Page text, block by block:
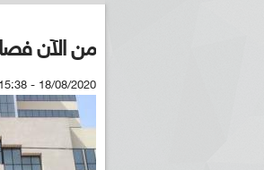
من الآن
18/08/2020 - 15:38